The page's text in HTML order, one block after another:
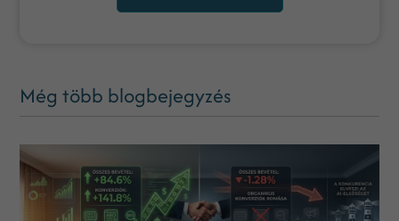
Még több blogbejegyzés